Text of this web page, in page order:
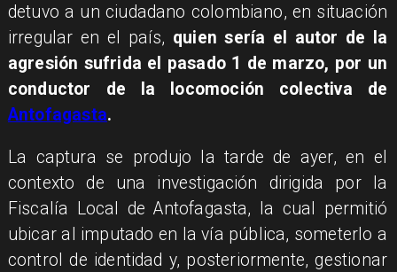
detuvo a un ciudadano colombiano, en situación
irregular en el país, quien sería el autor de la
agresión sufrida el pasado 1 de marzo, por un
conductor de la locomoción colectiva de
Antofagasta.
La captura se produjo la tarde de ayer, en el
contexto de una investigación dirigida por la
Fiscalía Local de Antofagasta, la cual permitió
ubicar al imputado en la vía pública, someterlo a
control de identidad y, posteriormente, gestionar